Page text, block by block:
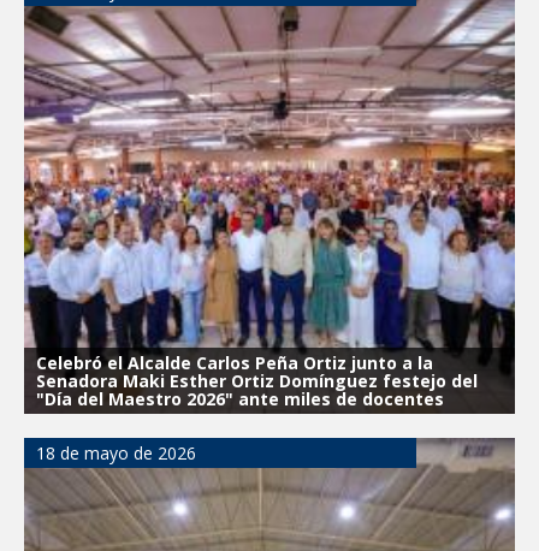
Celebró el Alcalde Carlos Peña Ortiz junto a la
Senadora Maki Esther Ortiz Domínguez festejo del
"Día del Maestro 2026" ante miles de docentes
18 de mayo de 2026